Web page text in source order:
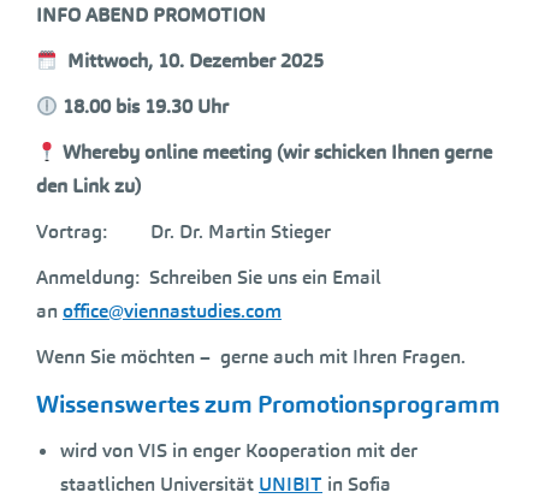
INFO ABEND PROMOTION
Mittwoch, 10. Dezember 2025
18.00 bis 19.30 Uhr
Whereby online meeting (wir schicken Ihnen gerne
den Link zu)
Vortrag: Dr. Dr. Martin Stieger
Anmeldung: Schreiben Sie uns ein Email
an office@viennastudies.com
Wenn Sie möchten – gerne auch mit Ihren Fragen.
Wissenswertes zum Promotionsprogramm
wird von VIS in enger Kooperation mit der
staatlichen Universität UNIBIT in Sofia